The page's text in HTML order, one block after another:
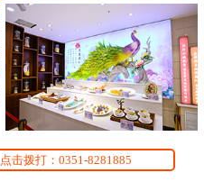
点击拨打：0351-8281885